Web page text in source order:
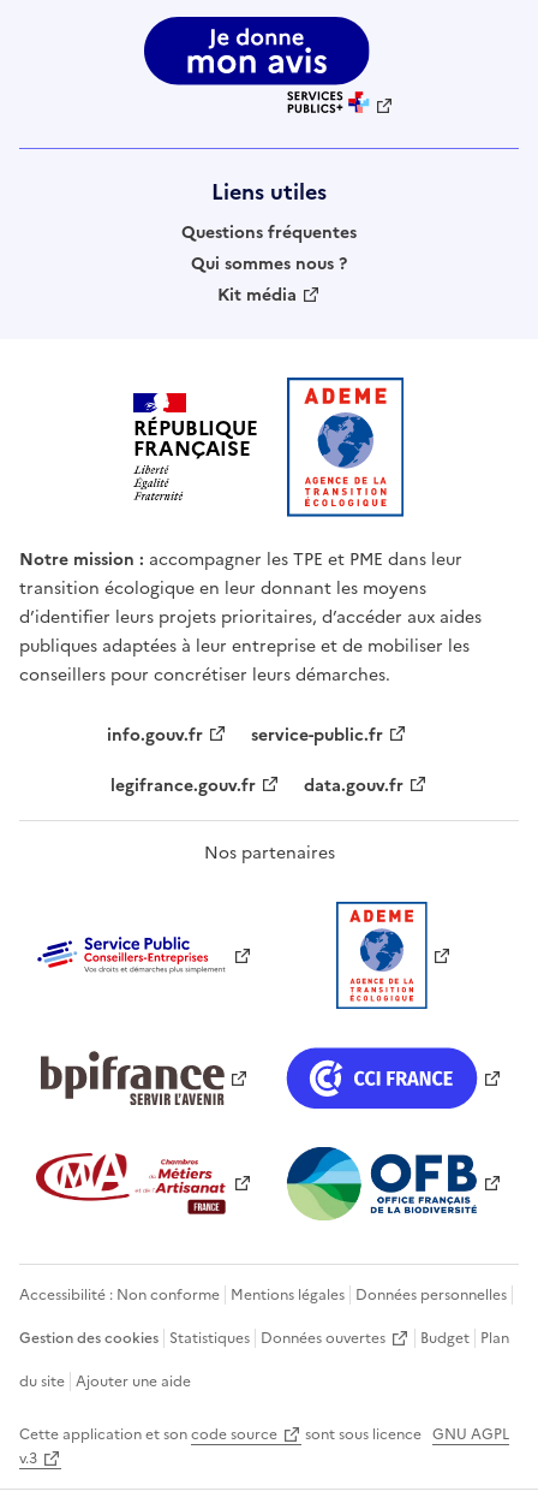
Liens utiles
Questions fréquentes
Qui sommes nous ?
Kit média
RÉPUBLIQUE
FRANÇAISE
Notre mission : accompagner les TPE et PME dans leur
transition écologique en leur donnant les moyens
d’identifier leurs projets prioritaires, d’accéder aux aides
publiques adaptées à leur entreprise et de mobiliser les
conseillers pour concrétiser leurs démarches.
info.gouv.fr
service-public.fr
legifrance.gouv.fr
data.gouv.fr
Nos partenaires
Accessibilité : Non conforme Mentions légales Données personnelles
Gestion des cookies Statistiques Données ouvertes Budget Plan
du site Ajouter une aide
Cette application et soncode source sont sous licence GNU AGPL
v.3